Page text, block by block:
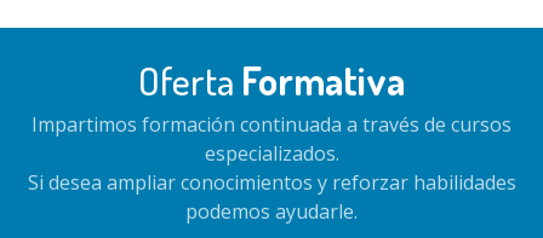
Oferta Formativa
Impartimos formación continuada a través de cursos
especializados.
Si desea ampliar conocimientos y reforzar habilidades
podemos ayudarle.